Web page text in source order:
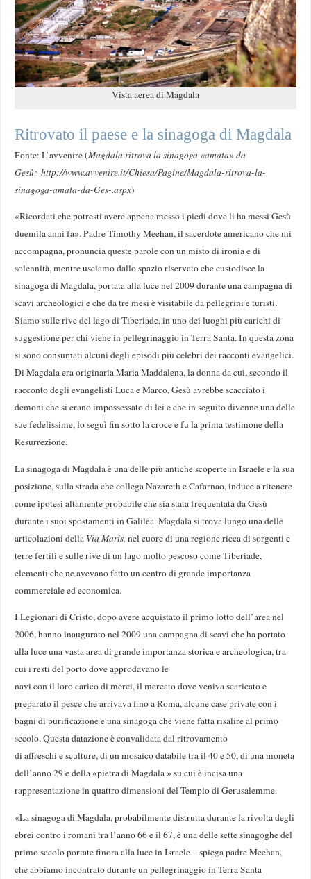
Vista aerea di Magdala
Ritrovato il paese e la sinagoga di Magdala
Fonte: L’avvenire (Magdala ritrova la sinagoga «amata» da
Gesù; http://www.avvenire.it/Chiesa/Pagine/Magdala-ritrova-la-
sinagoga-amata-da-Ges-.aspx)
«Ricordati che potresti avere appena messo i piedi dove li ha messi Gesù
duemila anni fa». Padre Timothy Meehan, il sacerdote americano che mi
accompagna, pronuncia queste parole con un misto di ironia e di
solennità, mentre usciamo dallo spazio riservato che custodisce la
sinagoga di Magdala, portata alla luce nel 2009 durante una campagna di
scavi archeologici e che da tre mesi è visitabile da pellegrini e turisti.
Siamo sulle rive del lago di Tiberiade, in uno dei luoghi più carichi di
suggestione per chi viene in pellegrinaggio in Terra Santa. In questa zona
si sono consumati alcuni degli episodi più celebri dei racconti evangelici.
Di Magdala era originaria Maria Maddalena, la donna da cui, secondo il
racconto degli evangelisti Luca e Marco, Gesù avrebbe scacciato i
demoni che si erano impossessato di lei e che in seguito divenne una delle
sue fedelissime, lo seguì fin sotto la croce e fu la prima testimone della
Resurrezione.
La sinagoga di Magdala è una delle più antiche scoperte in Israele e la sua
posizione, sulla strada che collega Nazareth e Cafarnao, induce a ritenere
come ipotesi altamente probabile che sia stata frequentata da Gesù
durante i suoi spostamenti in Galilea. Magdala si trova lungo una delle
articolazioni della Via Maris, nel cuore di una regione ricca di sorgenti e
terre fertili e sulle rive di un lago molto pescoso come Tiberiade,
elementi che ne avevano fatto un centro di grande importanza
commerciale ed economica.
I Legionari di Cristo, dopo avere acquistato il primo lotto dell’area nel
2006, hanno inaugurato nel 2009 una campagna di scavi che ha portato
alla luce una vasta area di grande importanza storica e archeologica, tra
cui i resti del porto dove approdavano le
navi con il loro carico di merci, il mercato dove veniva scaricato e
preparato il pesce che arrivava fino a Roma, alcune case private con i
bagni di purificazione e una sinagoga che viene fatta risalire al primo
secolo. Questa datazione è convalidata dal ritrovamento
di affreschi e sculture, di un mosaico databile tra il 40 e 50, di una moneta
dell’anno 29 e della «pietra di Magdala » su cui è incisa una
rappresentazione in quattro dimensioni del Tempio di Gerusalemme.
«La sinagoga di Magdala, probabilmente distrutta durante la rivolta degli
ebrei contro i romani tra l’anno 66 e il 67, è una delle sette sinagoghe del
primo secolo portate finora alla luce in Israele – spiega padre Meehan,
che abbiamo incontrato durante un pellegrinaggio in Terra Santa